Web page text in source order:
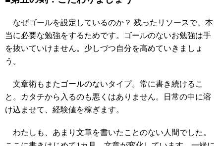
なぜゴールを設定しているのか？ 残ったリソースで、本
当に必要な勉強をするためです。ゴールのないお勉強は手
を抜いていけません。少しづつ自分を高めていきましょ
う。
文章術もまたゴールのないタイプ。常に書き続けるこ
と。カタチから入るのも悪くはありません。日常の中に溶
け込ませて、経験値を稼ぎます。
わたしも、あまり文章を書いたことのない人間でした。